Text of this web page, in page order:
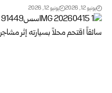
يونيو 12, 2026 يونيو 12, 2026